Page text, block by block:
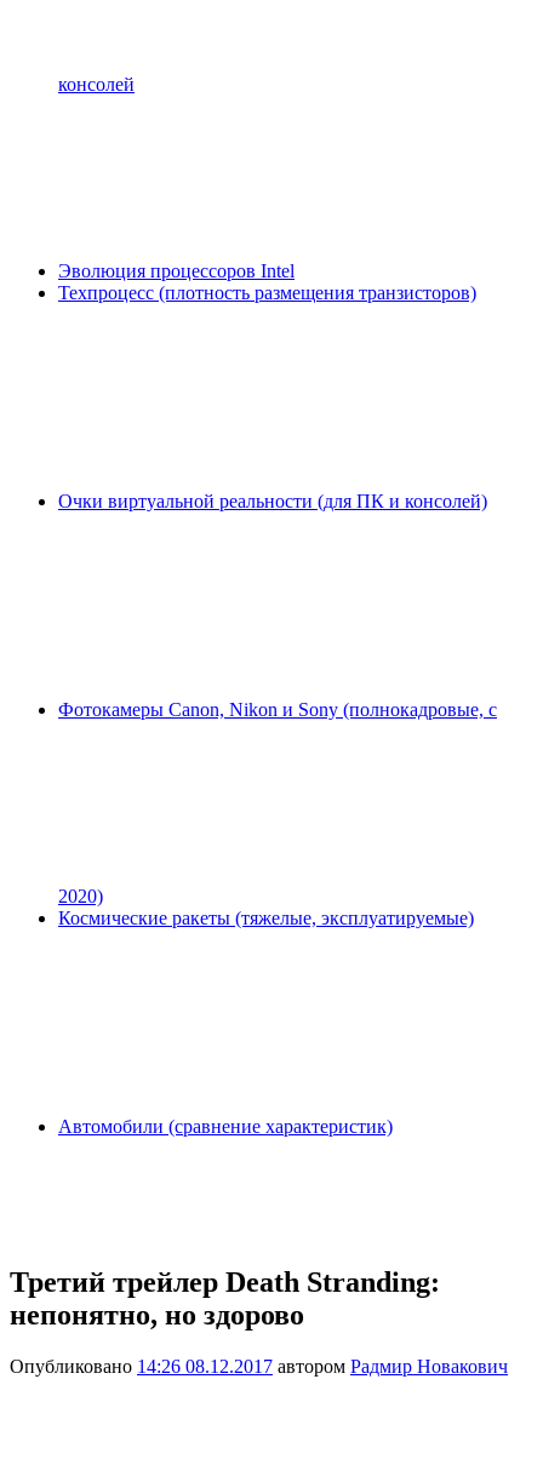
консолей
Эволюция процессоров Intel
Техпроцесс (плотность размещения транзисторов)
Очки виртуальной реальности (для ПК и консолей)
Фотокамеры Canon, Nikon и Sony (полнокадровые, с
2020)
Космические ракеты (тяжелые, эксплуатируемые)
Автомобили (сравнение характеристик)
Третий трейлер Death Stranding:
непонятно, но здорово
Опубликовано 14:26 08.12.2017 автором Радмир Новакович